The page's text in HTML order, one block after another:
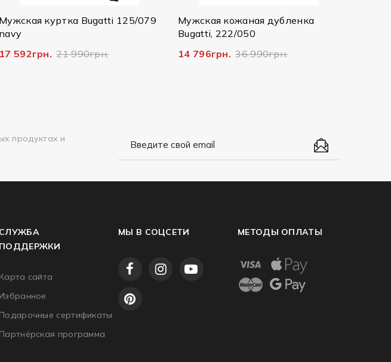
125/079
Мужская кожаная дубленка
14 796грн.
36 990грн.
продуктах и
СЛУЖБА
ПОДДЕРЖКИ
Карта сайта
Избранное
Подарочные сертификаты
Партнёрская программа
МЫ В СОЦСЕТИ МЕТОДЫ ОПЛАТЫ